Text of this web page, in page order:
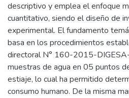
descriptivo y emplea el enfoque
cuantitativo, siendo el diseño de
experimental. El fundamento
basa en los procedimientos
directoral N° 160-2015-
muestras de agua en 05 puntos
estiaje, lo cual ha permitido
consumo humano. De la misma